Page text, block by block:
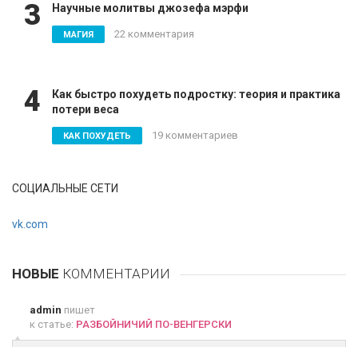
3 Научные молитвы джозефа мэрфи
МАГИЯ 22 комментария
4
Как быстро похудеть подростку: теория и практика
потери веса
КАК ПОХУДЕТЬ 19 комментариев
СОЦИАЛЬНЫЕ СЕТИ
vk.com
НОВЫЕ КОММЕНТАРИИ
admin пишет
к статье: РАЗБОЙНИЧИЙ ПО-ВЕНГЕРСКИ